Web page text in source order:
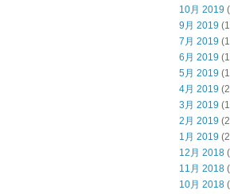
10月 2019
9月 2019
7月 2019
6月 2019
5月 2019
4月 2019
3月 2019
2月 2019
1月 2019
12月 2018
11月 2018
10月 2018